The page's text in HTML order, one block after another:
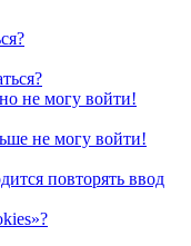
не могу войти!
не могу войти!
повторять ввод